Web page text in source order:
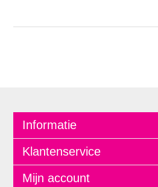
Informatie
Klantenservice
Mijn account